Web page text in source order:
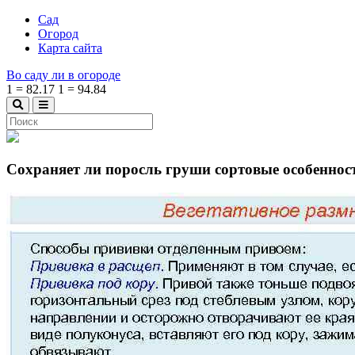
Сад
Огород
Карта сайта
Во саду ли в огороде
1 = 82.17 1 = 94.84
Сохраняет ли поросль груши сортовые